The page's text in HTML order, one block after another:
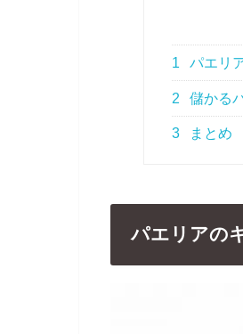
1 パエリ
2 儲かる
3 まとめ
パエリアの